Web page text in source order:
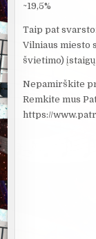
~19,5%
Taip pat
Vilniaus miesto
švietimo)
Nepamirškite
Remkite mus
https://